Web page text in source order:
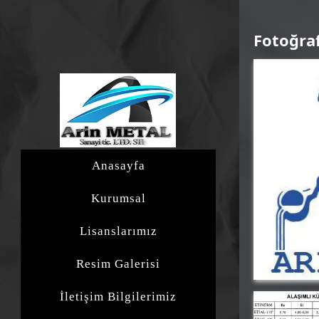
Anasayfa
Kurumsal
Lisanslarımız
Resim Galerisi
İletişim Bilgilerimiz